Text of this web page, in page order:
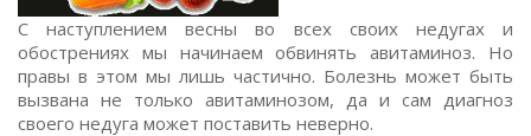
С наступлением весны во всех своих недугах и
обострениях мы начинаем обвинять авитаминоз. Но
правы в этом мы лишь частично. Болезнь может быть
вызвана не только авитаминозом, да и сам диагноз
своего недуга может поставить неверно.